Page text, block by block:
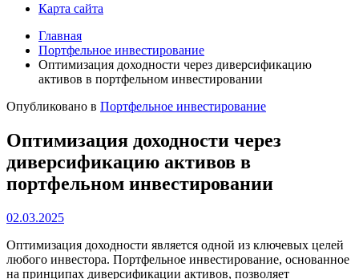
Карта сайта
Главная
Портфельное инвестирование
Оптимизация доходности через диверсификацию
активов в портфельном инвестировании
Опубликовано в Портфельное инвестирование
Оптимизация доходности через
диверсификацию активов в
портфельном инвестировании
02.03.2025
Оптимизация доходности является одной из ключевых целей
любого инвестора. Портфельное инвестирование, основанное
на принципах диверсификации активов, позволяет